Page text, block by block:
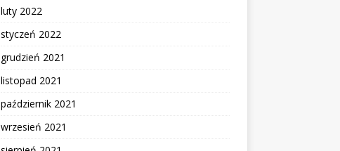
luty 2022
styczeń 2022
grudzień 2021
listopad 2021
październik 2021
wrzesień 2021